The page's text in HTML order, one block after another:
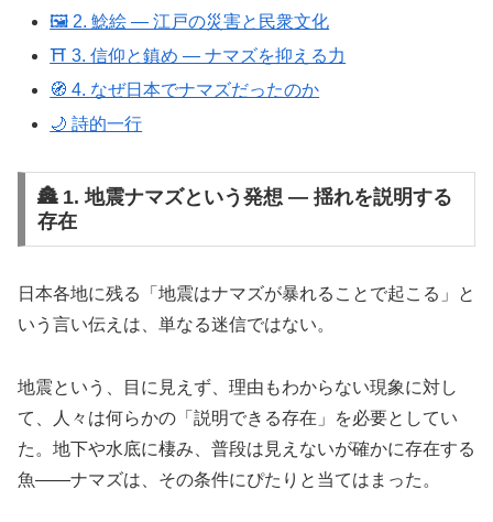
🖼️ 2. 鯰絵 ― 江戸の災害と民衆文化
⛩️ 3. 信仰と鎮め ― ナマズを抑える力
🧭 4. なぜ日本でナマズだったのか
🌙 詩的一行
🏯 1. 地震ナマズという発想 ― 揺れを説明する
存在
日本各地に残る「地震はナマズが暴れることで起こる」と
いう言い伝えは、単なる迷信ではない。
地震という、目に見えず、理由もわからない現象に対し
て、人々は何らかの「説明できる存在」を必要としてい
た。地下や水底に棲み、普段は見えないが確かに存在する
魚――ナマズは、その条件にぴたりと当てはまった。